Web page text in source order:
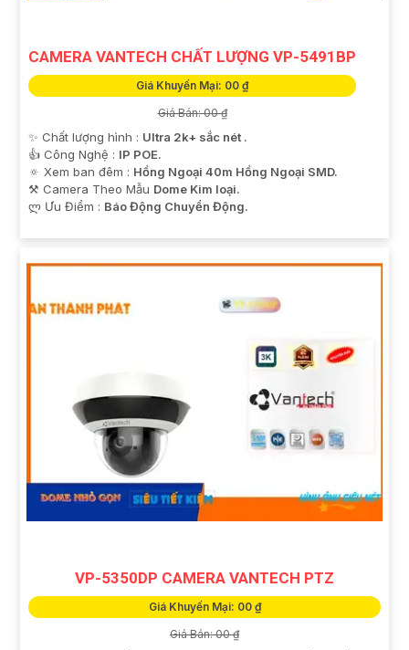
CAMERA VANTECH CHẤT LƯỢNG VP-5491BP
Giá Khuyến Mại: 00 ₫
Giá Bán: 00 ₫
✨ Chất lượng hình : Ultra 2k+ sắc nét .
👍 Công Nghệ : IP POE.
🔅 Xem ban đêm : Hồng Ngoại 40m Hồng Ngoại SMD.
⚒ Camera Theo Mẫu Dome Kim loại.
️ლ Ưu Điểm : Báo Động Chuyển Động.
VP-5350DP CAMERA VANTECH PTZ
Giá Khuyến Mại: 00 ₫
Giá Bán: 00 ₫